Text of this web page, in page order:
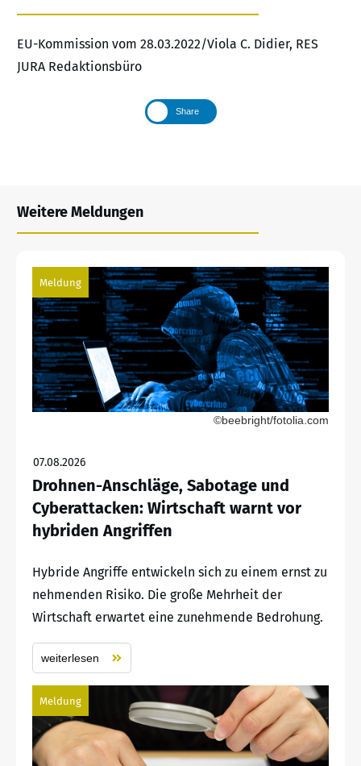
EU-Kommission vom 28.03.2022/Viola C. Didier, RES
JURA Redaktionsbüro
Share
Weitere Meldungen
Meldung
©beebright/fotolia.com
07.08.2026
Drohnen-Anschläge, Sabotage und
Cyberattacken: Wirtschaft warnt vor
hybriden Angriffen
Hybride Angriffe entwickeln sich zu einem ernst zu
nehmenden Risiko. Die große Mehrheit der
Wirtschaft erwartet eine zunehmende Bedrohung.
weiterlesen
Meldung